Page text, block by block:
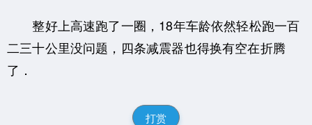
整好上高速跑了一圈，18年车龄依然轻松跑一百
二三十公里没问题，四条减震器也得换有空在折腾
了．
打赏